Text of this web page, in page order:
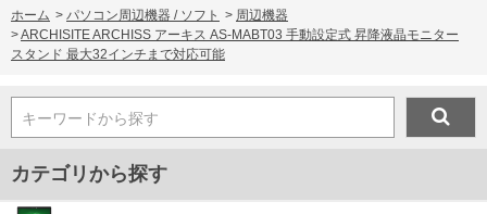
ホーム > パソコン周辺機器 / ソフト > 周辺機器
>ARCHISITE ARCHISS アーキス AS-MABT03 手動設定式 昇降液晶モニター
スタンド 最大32インチまで対応可能
キーワードから探す
カテゴリから探す